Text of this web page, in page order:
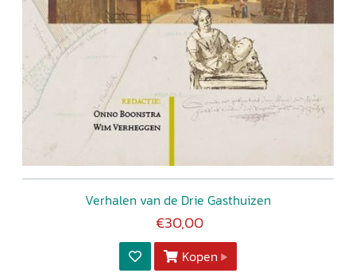
Verhalen van de Drie Gasthuizen
€30,00
Kopen